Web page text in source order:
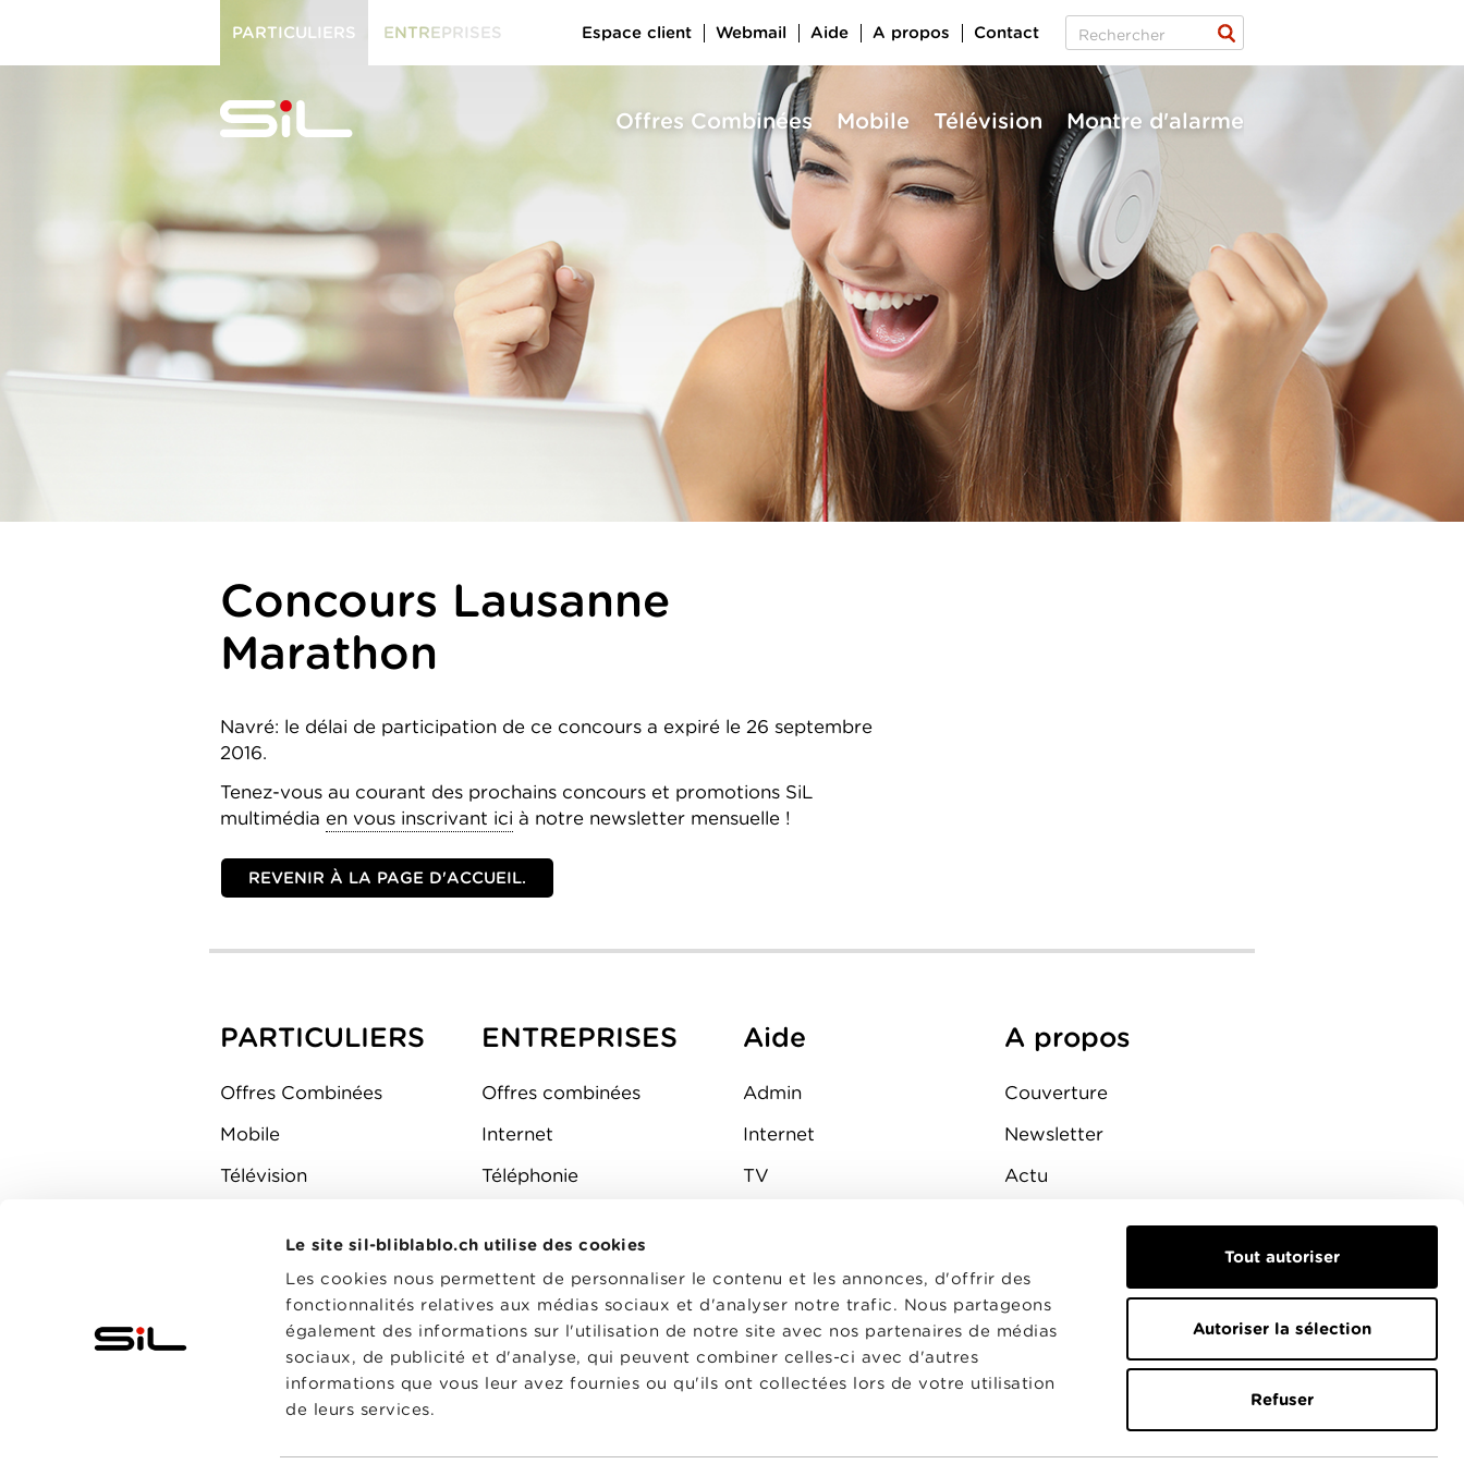
Le site sil-bliblablo.ch utilise des cookies
Les cookies nous permettent de personnaliser le contenu et les annonces, d'offrir des
fonctionnalités relatives aux médias sociaux et d'analyser notre trafic. Nous partageons
également des informations sur l'utilisation de notre site avec nos partenaires de médias
sociaux, de publicité et d'analyse, qui peuvent combiner celles-ci avec d'autres
informations que vous leur avez fournies ou qu'ils ont collectées lors de votre utilisation
de leurs services.
Tout autoriser
Autoriser la sélection
Refuser
SiL
multimédia
Concours Lausanne
Marathon
Navré: le délai de participation de ce concours a expiré le 26 septembre
2016.
Tenez-vous au courant des prochains concours et promotions SiL
multimédia en vous inscrivant ici à notre newsletter mensuelle !
REVENIR À LA PAGE D'ACCUEIL.
PARTICULIERS
Offres Combinées Mobile Télévision Montre d'alarme
ENTREPRISES Espace client Webmail Aide A propos Contact
PARTICULIERS
Offres Combinées
Mobile
Télévision
ENTREPRISES
Offres combinées
Internet
Téléphonie
Aide
Admin
Internet
TV
Fibre
Sécurité
État du réseau
A propos
Couverture
Newsletter
Actu